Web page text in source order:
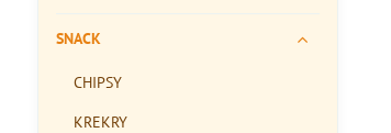
SNACK
CHIPSY
KREKRY